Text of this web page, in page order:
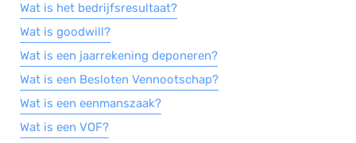
Wat is het bedrijfsresultaat?
Wat is goodwill?
Wat is een jaarrekening deponeren?
Wat is een Besloten Vennootschap?
Wat is een eenmanszaak?
Wat is een VOF?